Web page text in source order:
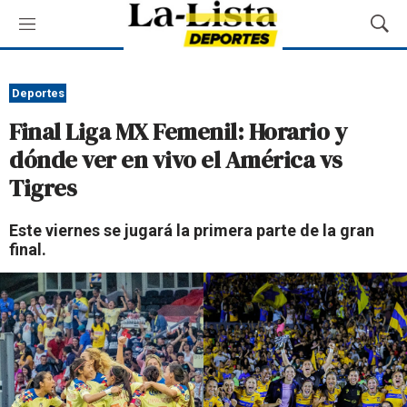
M
e
ú
M
o
d
a
Deportes
Final Liga MX Femenil: Horario y
dónde ver en vivo el América vs
Tigres
Este viernes se jugará la primera parte de la gran
final.